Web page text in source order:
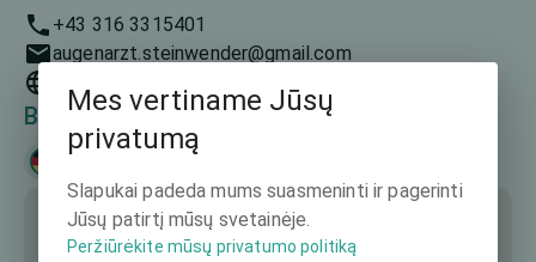
+43 316 3315401
augenarzt.steinwender@gmail.com
Bendravimo kalbos
Mes vertiname Jūsų
privatumą
Slapukai padeda mums suasmeninti ir pagerinti
Jūsų patirtį mūsų svetainėje.
Peržiūrėkite mūsų privatumo politiką